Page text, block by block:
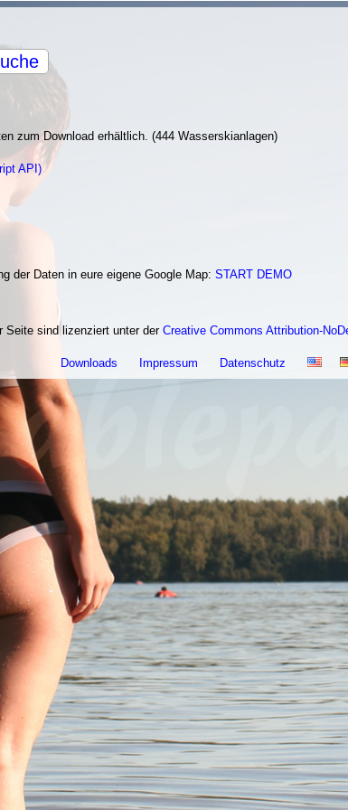
zum Download erhältlich. (444 Wasserskianlagen)
API)
der Daten in eure eigene Google Map: START DEMO
Seite sind lizenziert unter der Creative Commons Attribution-
Downloads Impressum Datenschutz